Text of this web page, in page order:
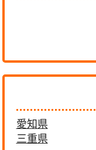
愛知県
三重県